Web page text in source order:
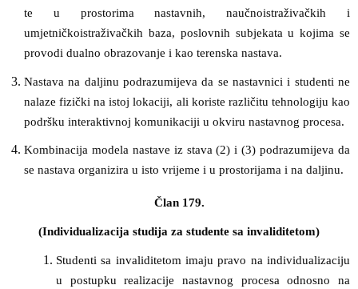
te u prostorima nastavnih, naučnoistraživačkih i
umjetničkoistraživačkih baza, poslovnih subjekata u kojima se
provodi dualno obrazovanje i kao terenska nastava.
Nastava na daljinu podrazumijeva da se nastavnici i studenti ne
nalaze fizički na istoj lokaciji, ali koriste različitu tehnologiju kao
podršku interaktivnoj komunikaciji u okviru nastavnog procesa.
Kombinacija modela nastave iz stava (2) i (3) podrazumijeva da
se nastava organizira u isto vrijeme i u prostorijama i na daljinu.
Član 179.
(Individualizacija studija za studente sa invaliditetom)
Studenti sa invaliditetom imaju pravo na individualizaciju
u postupku realizacije nastavnog procesa odnosno na